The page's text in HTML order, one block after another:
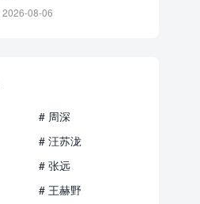
2026-08-06
# 周深
# 汪苏泷
# 张远
# 王赫野